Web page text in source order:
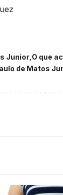
Junior O que
de Matos